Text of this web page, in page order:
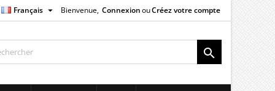
Bienvenue, ConnexionouCréez votre compte
Français 

×
list
×
×